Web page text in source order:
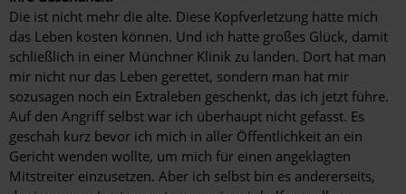
Die ist nicht mehr die alte. Diese Kopfverletzung hätte mich
das Leben kosten können. Und ich hatte großes Glück, damit
schließlich in einer Münchner Klinik zu landen. Dort hat man
mir nicht nur das Leben gerettet, sondern man hat mir
sozusagen noch ein Extraleben geschenkt, das ich jetzt führe.
Auf den Angriff selbst war ich überhaupt nicht gefasst. Es
geschah kurz bevor ich mich in aller Öffentlichkeit an ein
Gericht wenden wollte, um mich für einen angeklagten
Mitstreiter einzusetzen. Aber ich selbst bin es andererseits,